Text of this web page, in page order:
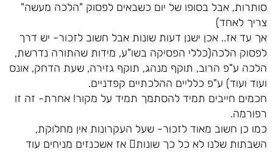
סותרות, אבל בסופו של יום כשבאים לפסוק "הלכה מעשה"
צריך לאחד)
אך עד אז.. אכן ישנן דעות שונות אבל חשוב לזכור- יש דרך
לפסוק הלכה(כללי הפסיקה בשו"ע, מידות שהתורה נדרשת,
הלכה ע"פ הרוב, תוקף מנהג, תוקף גזירה, שעת הדחק, אונס
ועוד ועוד) ע"פ כלליים ההלכתיים קפדניים.
חכמים חייבים תמיד להסתמך תמיד על מקור! אחרת- זה זו
רפורמה.
כמו כן חשוב מאוד לזכור- שעל העקרונות אין מחלוקת,
השבתות שלנו לא כל כך שונות אז אשכנזים מניחים עוד